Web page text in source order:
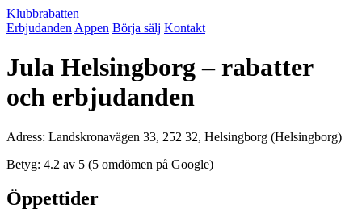
Klubbrabatten
Erbjudanden Appen Börja sälj Kontakt
Jula Helsingborg – rabatter
och erbjudanden
Adress: Landskronavägen 33, 252 32, Helsingborg (Helsingborg)
Betyg: 4.2 av 5 (5 omdömen på Google)
Öppettider